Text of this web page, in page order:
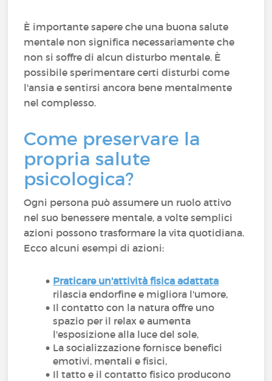
È importante sapere che una buona salute
mentale non significa necessariamente che
non si soffre di alcun disturbo mentale. È
possibile sperimentare certi disturbi come
l'ansia e sentirsi ancora bene mentalmente
nel complesso.
Come preservare la
propria salute
psicologica?
Ogni persona può assumere un ruolo attivo
nel suo benessere mentale, a volte semplici
azioni possono trasformare la vita quotidiana.
Ecco alcuni esempi di azioni:
Praticare un'attività fisica adattata
rilascia endorfine e migliora l'umore,
Il contatto con la natura offre uno
spazio per il relax e aumenta
l'esposizione alla luce del sole,
La socializzazione fornisce benefici
emotivi, mentali e fisici,
Il tatto e il contatto fisico producono